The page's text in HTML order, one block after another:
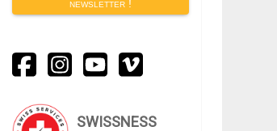
newsletter !
SWISSNESS